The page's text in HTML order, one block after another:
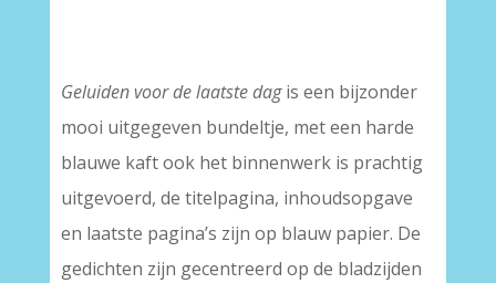
Geluiden voor de laatste dagis een bijzonder
mooi uitgegeven bundeltje, met een harde
blauwe kaft ook het binnenwerk is prachtig
uitgevoerd, de titelpagina, inhoudsopgave
en laatste pagina’s zijn op blauw papier. De
gedichten zijn gecentreerd op de bladzijden